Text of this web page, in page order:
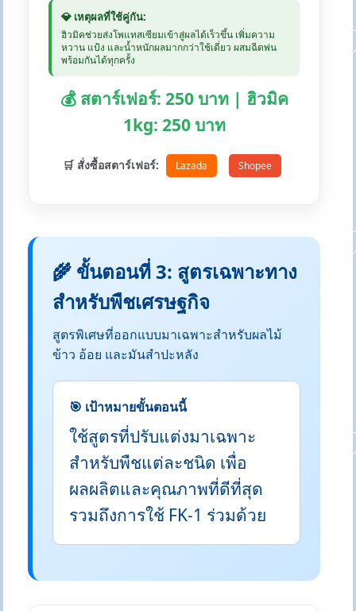
💎 เหตุผลที่ใช้คู่กัน:
ฮิวมิคช่วยส่งโพแทสเซียมเข้าสู่ผลได้เร็วขึ้น เพิ่มความ
หวาน แป้ง และน้ำหนักผลมากกว่าใช้เดี่ยว ผสมฉีดพ่น
พร้อมกันได้ทุกครั้ง
💰 สตาร์เฟอร์: 250 บาท | ฮิวมิค
1kg: 250 บาท
🛒 สั่งซื้อสตาร์เฟอร์: Lazada Shopee
🌾 ขั้นตอนที่ 3: สูตรเฉพาะทาง
สำหรับพืชเศรษฐกิจ
สูตรพิเศษที่ออกแบบมาเฉพาะสำหรับผลไม้
ข้าว อ้อย และมันสำปะหลัง
🎯 เป้าหมายขั้นตอนนี้
ใช้สูตรที่ปรับแต่งมาเฉพาะ
สำหรับพืชแต่ละชนิด เพื่อ
ผลผลิตและคุณภาพที่ดีที่สุด
รวมถึงการใช้ FK-1 ร่วมด้วย